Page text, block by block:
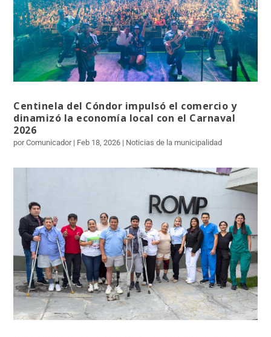
Centinela del Cóndor impulsó el comercio y
dinamizó la economía local con el Carnaval
2026
por Comunicador | Feb 18, 2026 | Noticias de la municipalidad